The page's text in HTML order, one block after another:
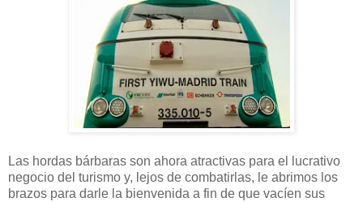
Las hordas bárbaras son ahora atractivas para el lucrativo
negocio del turismo y, lejos de combatirlas, le abrimos los
brazos para darle la bienvenida a fin de que vacíen sus